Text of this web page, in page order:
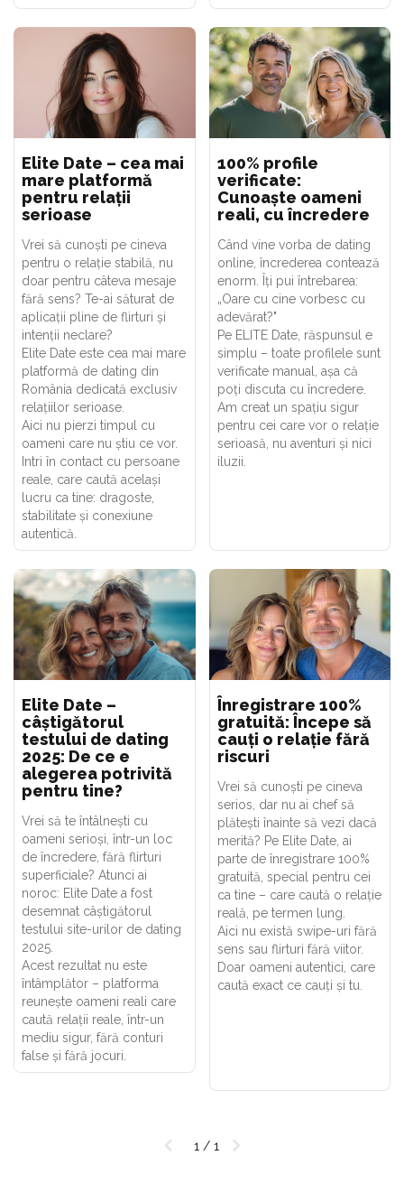
Elite Date – cea mai
mare platformă
pentru relații
serioase
Vrei să cunoști pe cineva
pentru o relație stabilă, nu
doar pentru câteva mesaje
fără sens? Te-ai săturat de
aplicații pline de flirturi și
intenții neclare?
Elite Date este cea mai mare
platformă de dating din
România dedicată exclusiv
relațiilor serioase.
Aici nu pierzi timpul cu
oameni care nu știu ce vor.
Intri în contact cu persoane
reale, care caută același
lucru ca tine: dragoste,
stabilitate și conexiune
autentică.
100% profile
verificate:
Cunoaște oameni
reali, cu încredere
Când vine vorba de dating
online, încrederea contează
enorm. Îți pui întrebarea:
„Oare cu cine vorbesc cu
adevărat?"
Pe ELITE Date, răspunsul e
simplu – toate profilele sunt
verificate manual, așa că
poți discuta cu încredere.
Am creat un spațiu sigur
pentru cei care vor o relație
serioasă, nu aventuri și nici
iluzii.
Elite Date –
câștigătorul
testului de dating
2025: De ce e
alegerea potrivită
pentru tine?
Vrei să te întâlnești cu
oameni serioși, într-un loc
de încredere, fără flirturi
superficiale? Atunci ai
noroc: Elite Date a fost
desemnat câștigătorul
testului site-urilor de dating
2025.
Acest rezultat nu este
întâmplător – platforma
reunește oameni reali care
caută relații reale, într-un
mediu sigur, fără conturi
false și fără jocuri.
Înregistrare 100%
gratuită: Începe să
cauți o relație fără
riscuri
Vrei să cunoști pe cineva
serios, dar nu ai chef să
plătești înainte să vezi dacă
merită? Pe Elite Date, ai
parte de înregistrare 100%
gratuită, special pentru cei
ca tine – care caută o relație
reală, pe termen lung.
Aici nu există swipe-uri fără
sens sau flirturi fără viitor.
Doar oameni autentici, care
caută exact ce cauți și tu.
1 / 1